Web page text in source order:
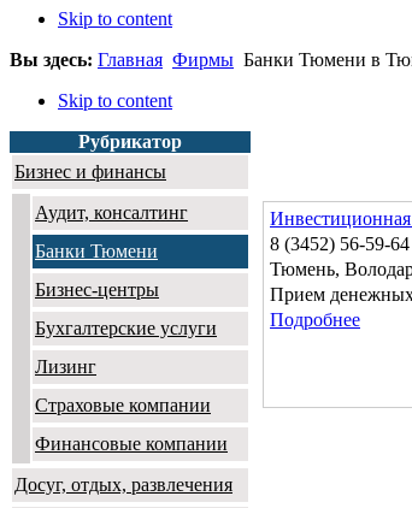
Skip to content
Вы здесь: Главная Фирмы Банки Тюмени в
Skip to content
Рубрикатор
Бизнес и финансы
Аудит, консалтинг
Банки Тюмени
Бизнес-центры
Бухгалтерские услуги
Лизинг
Страховые компании
Финансовые компании
Досуг, отдых, развлечения
8 (3452) 56-59-64
Тюмень,
Прием денежных
Подробнее